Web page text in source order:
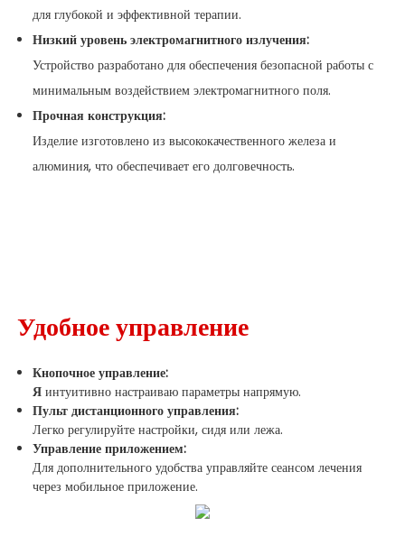
для глубокой и эффективной терапии.
Низкий уровень электромагнитного излучения:
Устройство разработано для обеспечения безопасной работы с
минимальным воздействием электромагнитного поля.
Прочная конструкция:
Изделие изготовлено из высококачественного железа и
алюминия, что обеспечивает его долговечность.
Удобное управление
Кнопочное управление:
Яинтуитивно настраиваю параметры напрямую.
Пульт дистанционного управления:
Легко регулируйте настройки, сидя или лежа.
Управление приложением:
Для дополнительного удобства управляйте сеансом лечения
через мобильное приложение.